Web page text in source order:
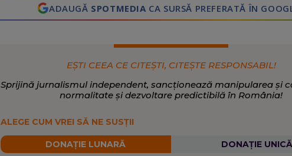
ADAUGĂ SPOTMEDIA CA SURSĂ PREFERATĂ ÎN
EȘTI CEEA CE CITEȘTI, CITEȘTE RESPONSABIL!
Sprijină jurnalismul independent, sancționează manipularea și
normalitate și dezvoltare predictibilă în România!
ALEGE CUM VREI SĂ NE SUSȚII
DONAȚIE LUNARĂ DONAȚIE UNICĂ